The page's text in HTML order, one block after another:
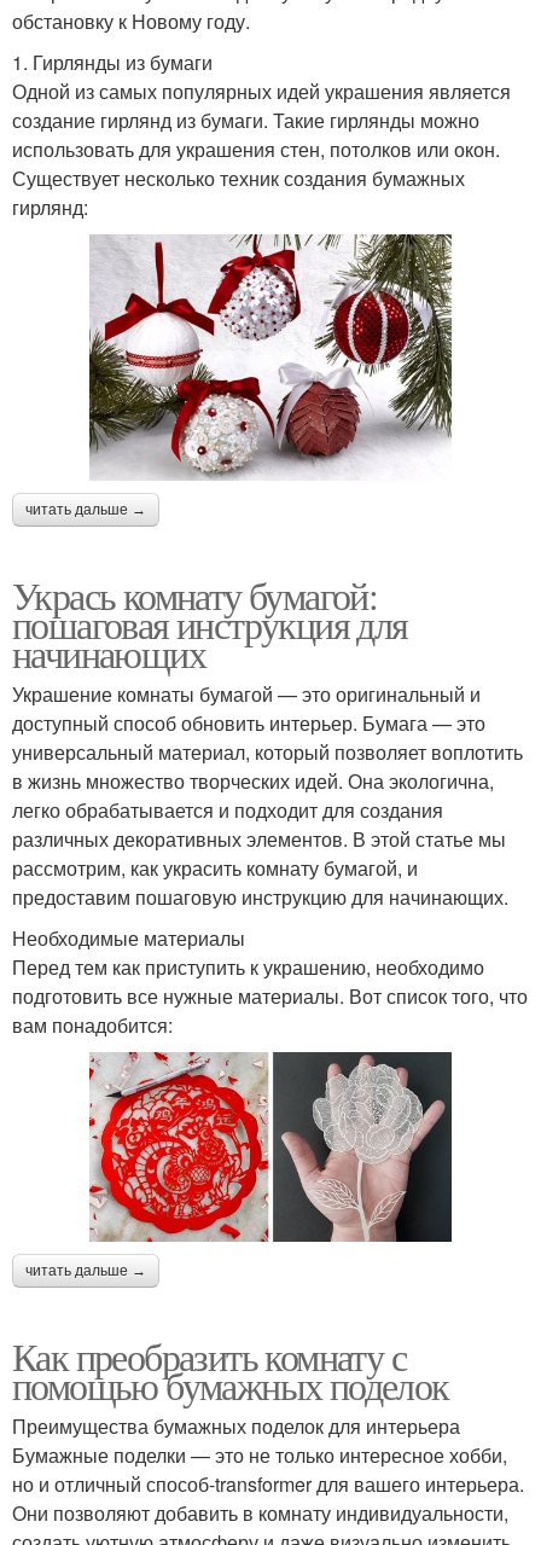
обстановку к Новому году.
1. Гирлянды из бумаги
Одной из самых популярных идей украшения является
создание гирлянд из бумаги. Такие гирлянды можно
использовать для украшения стен, потолков или окон.
Существует несколько техник создания бумажных
гирлянд:
читать дальше →
Укрась комнату бумагой:
пошаговая инструкция для
начинающих
Украшение комнаты бумагой — это оригинальный и
доступный способ обновить интерьер. Бумага — это
универсальный материал, который позволяет воплотить
в жизнь множество творческих идей. Она экологична,
легко обрабатывается и подходит для создания
различных декоративных элементов. В этой статье мы
рассмотрим, как украсить комнату бумагой, и
предоставим пошаговую инструкцию для начинающих.
Необходимые материалы
Перед тем как приступить к украшению, необходимо
подготовить все нужные материалы. Вот список того, что
вам понадобится:
читать дальше →
Как преобразить комнату с
помощью бумажных поделок
Преимущества бумажных поделок для интерьера
Бумажные поделки — это не только интересное хобби,
но и отличный способ-transformer для вашего интерьера.
Они позволяют добавить в комнату индивидуальности,